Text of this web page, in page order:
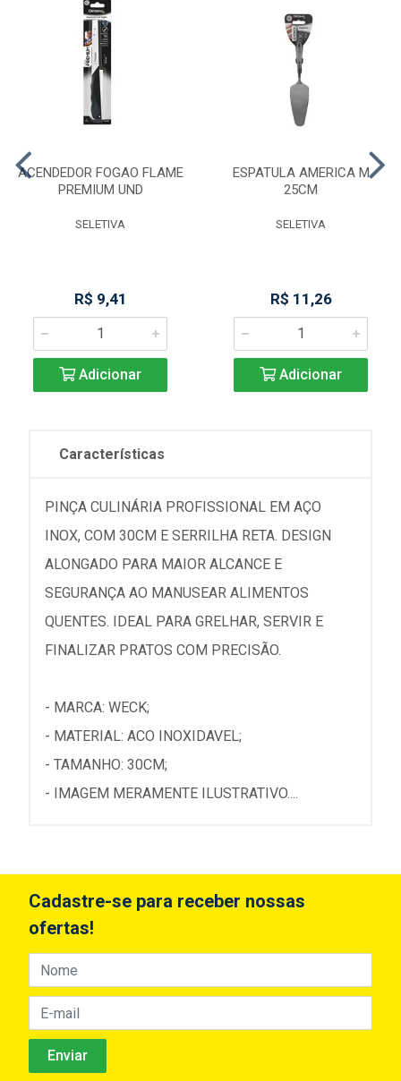
ACENDEDOR FOGAO FLAME
PREMIUM UND
SELETIVA
R$ 9,41
Adicionar
ESPATULA AMERICA M
25CM
SELETIVA
R$ 11,26
Adicionar
Características
PINÇA CULINÁRIA PROFISSIONAL EM AÇO
INOX, COM 30CM E SERRILHA RETA. DESIGN
ALONGADO PARA MAIOR ALCANCE E
SEGURANÇA AO MANUSEAR ALIMENTOS
QUENTES. IDEAL PARA GRELHAR, SERVIR E
FINALIZAR PRATOS COM PRECISÃO.
- MARCA: WECK;
- MATERIAL: ACO INOXIDAVEL;
- TAMANHO: 30CM;
- IMAGEM MERAMENTE ILUSTRATIVO....
Cadastre-se para receber nossas
ofertas!